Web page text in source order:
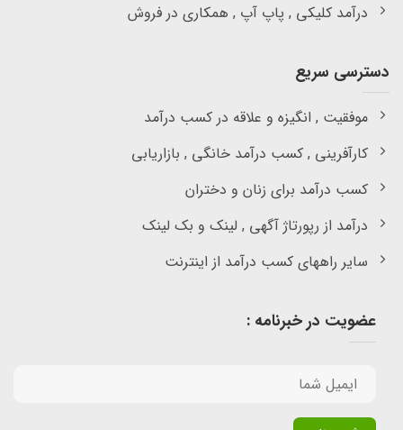
درآمد کلیکی , پاپ آپ , همکاری در فروش
دسترسی سریع
موفقیت , انگیزه و علاقه در کسب درآمد
کارآفرینی , کسب درآمد خانگی , بازاریابی
کسب درآمد برای زنان و دختران
درآمد از رپورتاژ آگهی , لینک و بک لینک
سایر راههای کسب درآمد از اینترنت
عضویت در خبرنامه :